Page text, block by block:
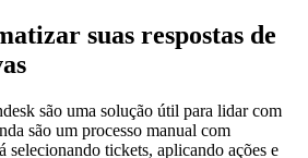
suas respostas de
são uma solução útil para lidar com
são um processo manual com
selecionando tickets, aplicando ações e